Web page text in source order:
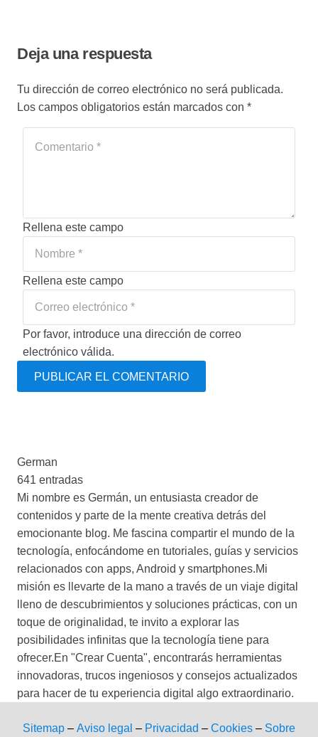
Deja una respuesta
Tu dirección de correo electrónico no será publicada.
Los campos obligatorios están marcados con *
Rellena este campo
Rellena este campo
Por favor, introduce una dirección de correo
electrónico válida.
PUBLICAR EL COMENTARIO
German
641 entradas
Mi nombre es Germán, un entusiasta creador de
contenidos y parte de la mente creativa detrás del
emocionante blog. Me fascina compartir el mundo de la
tecnología, enfocándome en tutoriales, guías y servicios
relacionados con apps, Android y smartphones.Mi
misión es llevarte de la mano a través de un viaje digital
lleno de descubrimientos y soluciones prácticas, con un
toque de originalidad, te invito a explorar las
posibilidades infinitas que la tecnología tiene para
ofrecer.En "Crear Cuenta", encontrarás herramientas
innovadoras, trucos ingeniosos y consejos actualizados
para hacer de tu experiencia digital algo extraordinario.
Sitemap – Aviso legal – Privacidad – Cookies – Sobre